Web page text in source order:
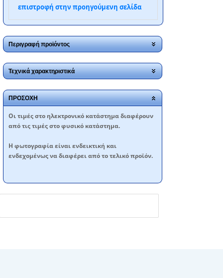
επιστροφή στην προηγούμενη σελίδα
Περιγραφή προϊόντος
Τεχνικά χαρακτηριστικά
ΠΡΟΣΟΧΗ
Oι τιμές στο ηλεκτρονικό κατάστημα διαφέρουν
από τις τιμές στο φυσικό κατάστημα.
Η φωτογραφία είναι ενδεικτική και
ενδεχομένως να διαφέρει από το τελικό προϊόν.